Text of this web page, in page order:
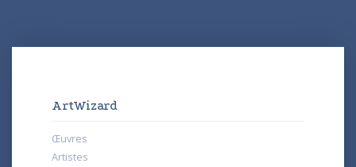
ArtWizard
Œuvres
Artistes